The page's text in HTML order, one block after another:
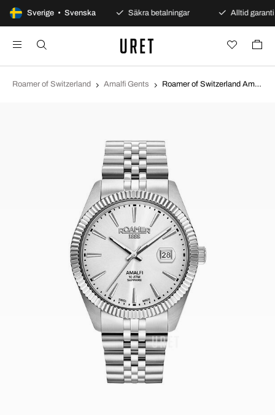
Sverige • Svenska
100 dagars öppet köp Säkra betalningar Alltid garanti
Roamer of Switzerland Amalfi Gents Roamer of Switzerland Amalfi Gents Silverfärgad/Stål Ø42 mm 852833-41-11-20